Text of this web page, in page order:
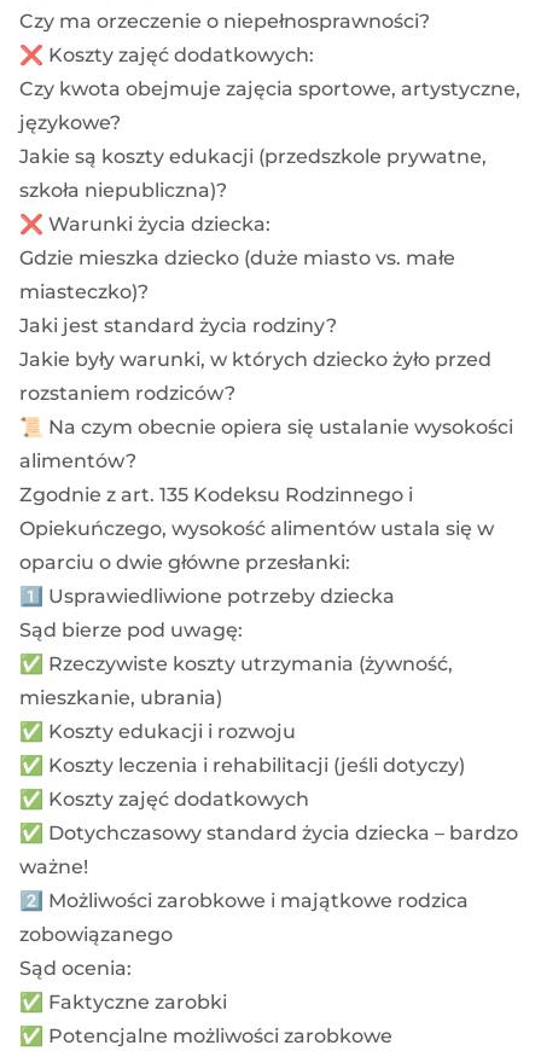
Czy ma orzeczenie o niepełnosprawności?
❌ Koszty zajęć dodatkowych:
Czy kwota obejmuje zajęcia sportowe, artystyczne,
językowe?
Jakie są koszty edukacji (przedszkole prywatne,
szkoła niepubliczna)?
❌ Warunki życia dziecka:
Gdzie mieszka dziecko (duże miasto vs. małe
miasteczko)?
Jaki jest standard życia rodziny?
Jakie były warunki, w których dziecko żyło przed
rozstaniem rodziców?
📜 Na czym obecnie opiera się ustalanie wysokości
alimentów?
Zgodnie z art. 135 Kodeksu Rodzinnego i
Opiekuńczego, wysokość alimentów ustala się w
oparciu o dwie główne przesłanki:
1️⃣ Usprawiedliwione potrzeby dziecka
Sąd bierze pod uwagę:
✅ Rzeczywiste koszty utrzymania (żywność,
mieszkanie, ubrania)
✅ Koszty edukacji i rozwoju
✅ Koszty leczenia i rehabilitacji (jeśli dotyczy)
✅ Koszty zajęć dodatkowych
✅ Dotychczasowy standard życia dziecka – bardzo
ważne!
2️⃣ Możliwości zarobkowe i majątkowe rodzica
zobowiązanego
Sąd ocenia:
✅ Faktyczne zarobki
✅ Potencjalne możliwości zarobkowe